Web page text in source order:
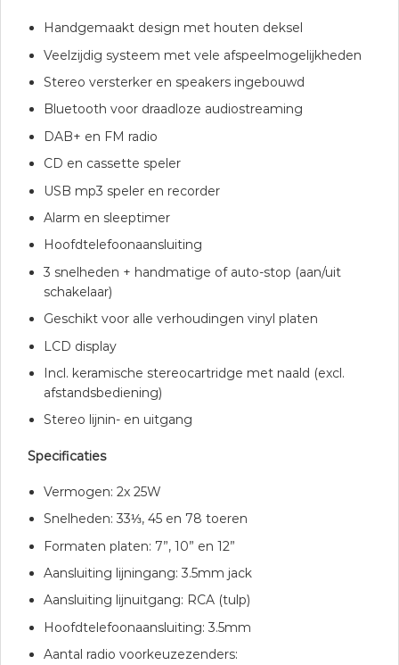
Handgemaakt design met houten deksel
Veelzijdig systeem met vele afspeelmogelijkheden
Stereo versterker en speakers ingebouwd
Bluetooth voor draadloze audiostreaming
DAB+ en FM radio
CD en cassette speler
USB mp3 speler en recorder
Alarm en sleeptimer
Hoofdtelefoonaansluiting
3 snelheden + handmatige of auto-stop (aan/uit
schakelaar)
Geschikt voor alle verhoudingen vinyl platen
LCD display
Incl. keramische stereocartridge met naald (excl.
afstandsbediening)
Stereo lijnin- en uitgang
Specificaties
Vermogen: 2x 25W
Snelheden: 33⅓, 45 en 78 toeren
Formaten platen: 7”, 10” en 12”
Aansluiting lijningang: 3.5mm jack
Aansluiting lijnuitgang: RCA (tulp)
Hoofdtelefoonaansluiting: 3.5mm
Aantal radio voorkeuzezenders: